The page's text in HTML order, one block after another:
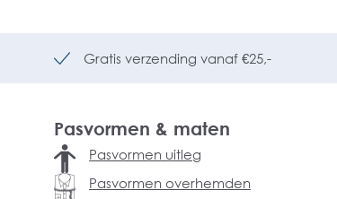
Gratis verzending vanaf €25,-
Pasvormen & maten
Pasvormen uitleg
Pasvormen overhemden